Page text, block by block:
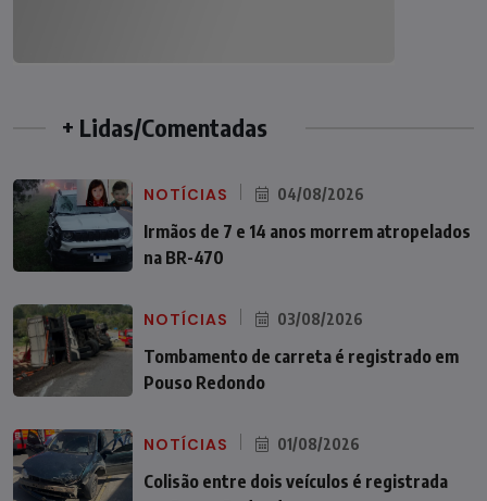
+ Lidas/Comentadas
NOTÍCIAS 04/08/2026
Irmãos de 7 e 14 anos morrem atropelados
na BR-470
NOTÍCIAS 03/08/2026
Tombamento de carreta é registrado em
Pouso Redondo
NOTÍCIAS 01/08/2026
Colisão entre dois veículos é registrada